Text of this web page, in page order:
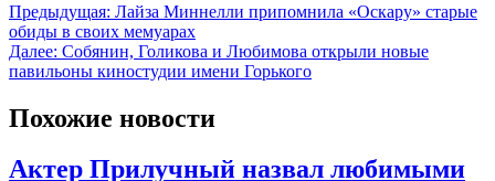
Предыдущая: Лайза Миннелли припомнила «Оскару» старые
обиды в своих мемуарах
Далее: Собянин, Голикова и Любимова открыли новые
павильоны киностудии имени Горького
Похожие новости
Актер Прилучный назвал любимыми